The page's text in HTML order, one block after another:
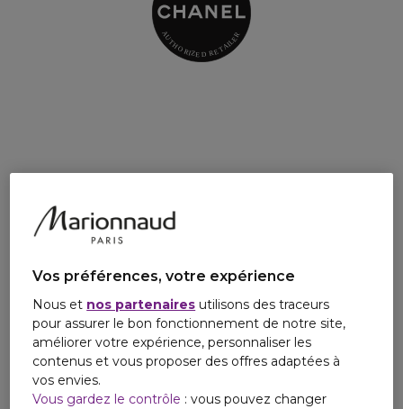
Vos préférences, votre expérience
Nous et nos partenaires utilisons des traceurs
pour assurer le bon fonctionnement de notre site,
améliorer votre expérience, personnaliser les
contenus et vous proposer des offres adaptées à
vos envies.
Vous gardez le contrôle : vous pouvez changer